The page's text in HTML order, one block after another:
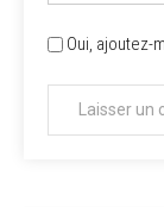
Oui, ajoutez-